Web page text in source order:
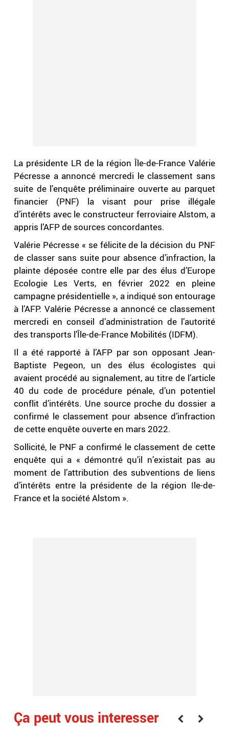
La présidente LR de la région Île-de-France Valérie
Pécresse a annoncé mercredi le classement sans
suite de l’enquête préliminaire ouverte au parquet
financier (PNF) la visant pour prise illégale
d’intérêts avec le constructeur ferroviaire Alstom, a
appris l’AFP de sources concordantes.
Valérie Pécresse « se félicite de la décision du PNF
de classer sans suite pour absence d’infraction, la
plainte déposée contre elle par des élus d’Europe
Ecologie Les Verts, en février 2022 en pleine
campagne présidentielle », a indiqué son entourage
à l’AFP. Valérie Pécresse a annoncé ce classement
mercredi en conseil d’administration de l’autorité
des transports l’Île-de-France Mobilités (IDFM).
Il a été rapporté à l’AFP par son opposant Jean-
Baptiste Pegeon, un des élus écologistes qui
avaient procédé au signalement, au titre de l’article
40 du code de procédure pénale, d’un potentiel
conflit d’intérêts. Une source proche du dossier a
confirmé le classement pour absence d’infraction
de cette enquête ouverte en mars 2022.
Sollicité, le PNF a confirmé le classement de cette
enquête qui a « démontré qu’il n’existait pas au
moment de l’attribution des subventions de liens
d’intérêts entre la présidente de la région Ile-de-
France et la société Alstom ».
Ça peut vous interesser